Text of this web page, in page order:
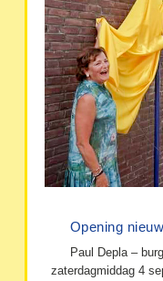
Opening
Paul Depla –
zaterdagmiddag 4